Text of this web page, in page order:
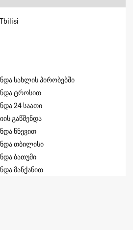
Tbilisi
სახლის პირობებში
ტროსით
24 საათი
გაწმენდა
წნევით
თბილისი
ბათუმი
მანქანით